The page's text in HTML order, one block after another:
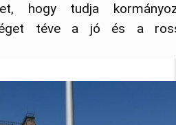
hogy tudja
téve a jó és a